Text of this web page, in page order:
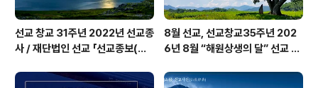
선교 창교 31주년 2022년 선교종
사 / 재단법인 선교 「선교종보(仙
8월 선교, 선교창교35주년 202
6년 8월 “해원상생의 달” 선교 법